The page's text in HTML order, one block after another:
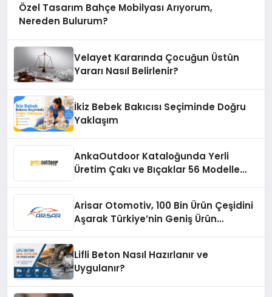
Özel Tasarım Bahçe Mobilyası Arıyorum,
Nereden Bulurum?
Velayet Kararında Çocuğun Üstün
Yararı Nasıl Belirlenir?
İkiz Bebek Bakıcısı Seçiminde Doğru
Yaklaşım
AnkaOutdoor Kataloğunda Yerli
Üretim Çakı ve Bıçaklar 56 Modelle
Arisar Otomotiv, 100 Bin Ürün Çeşidini
Aşarak Türkiye’nin Geniş Ürün
Lifli Beton Nasıl Hazırlanır ve
Uygulanır?